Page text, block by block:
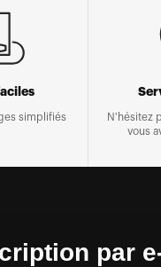
simplifiés
N'hésitez
vous
par